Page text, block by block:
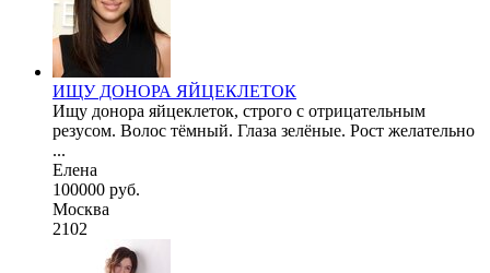
ИЩУ ДОНОРА ЯЙЦЕКЛЕТОК
Ищу донора яйцеклеток, строго с отрицательным
резусом. Волос тёмный. Глаза зелёные. Рост желательно
...
Елена
100000 руб.
Москва
2102